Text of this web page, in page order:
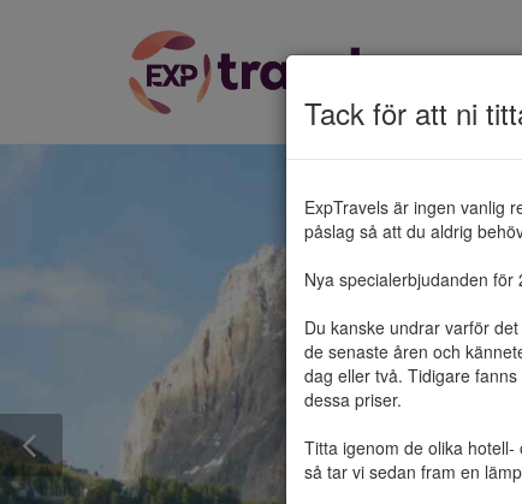
Tack för att ni
ExpTravels är ingen vanlig
påslag så att du aldrig
Nya specialerbjudanden
Du kanske undrar varför
de senaste åren och
dag eller två. Tidigare
dessa priser.
Titta igenom de olika
så tar vi sedan fram en